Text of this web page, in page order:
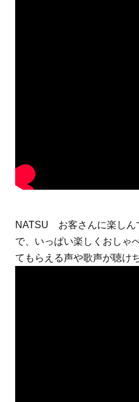
NATSU お客さんに楽しん
で、いっぱい楽しくおしゃ
てもらえる声や歌声が聴け